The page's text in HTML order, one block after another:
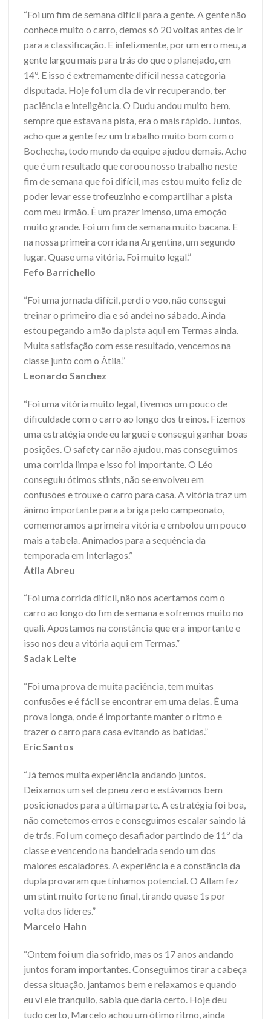
“Foi um fim de semana difícil para a gente. A gente não
conhece muito o carro, demos só 20 voltas antes de ir
para a classificação. E infelizmente, por um erro meu, a
gente largou mais para trás do que o planejado, em
14º. E isso é extremamente difícil nessa categoria
disputada. Hoje foi um dia de vir recuperando, ter
paciência e inteligência. O Dudu andou muito bem,
sempre que estava na pista, era o mais rápido. Juntos,
acho que a gente fez um trabalho muito bom com o
Bochecha, todo mundo da equipe ajudou demais. Acho
que é um resultado que coroou nosso trabalho neste
fim de semana que foi difícil, mas estou muito feliz de
poder levar esse trofeuzinho e compartilhar a pista
com meu irmão. É um prazer imenso, uma emoção
muito grande. Foi um fim de semana muito bacana. E
na nossa primeira corrida na Argentina, um segundo
lugar. Quase uma vitória. Foi muito legal.”
Fefo Barrichello
“Foi uma jornada difícil, perdi o voo, não consegui
treinar o primeiro dia e só andei no sábado. Ainda
estou pegando a mão da pista aqui em Termas ainda.
Muita satisfação com esse resultado, vencemos na
classe junto com o Átila.”
Leonardo Sanchez
“Foi uma vitória muito legal, tivemos um pouco de
dificuldade com o carro ao longo dos treinos. Fizemos
uma estratégia onde eu larguei e consegui ganhar boas
posições. O safety car não ajudou, mas conseguimos
uma corrida limpa e isso foi importante. O Léo
conseguiu ótimos stints, não se envolveu em
confusões e trouxe o carro para casa. A vitória traz um
ânimo importante para a briga pelo campeonato,
comemoramos a primeira vitória e embolou um pouco
mais a tabela. Animados para a sequência da
temporada em Interlagos.”
Átila Abreu
“Foi uma corrida difícil, não nos acertamos com o
carro ao longo do fim de semana e sofremos muito no
quali. Apostamos na constância que era importante e
isso nos deu a vitória aqui em Termas.”
Sadak Leite
“Foi uma prova de muita paciência, tem muitas
confusões e é fácil se encontrar em uma delas. É uma
prova longa, onde é importante manter o ritmo e
trazer o carro para casa evitando as batidas.”
Eric Santos
“Já temos muita experiência andando juntos.
Deixamos um set de pneu zero e estávamos bem
posicionados para a última parte. A estratégia foi boa,
não cometemos erros e conseguimos escalar saindo lá
de trás. Foi um começo desafiador partindo de 11º da
classe e vencendo na bandeirada sendo um dos
maiores escaladores. A experiência e a constância da
dupla provaram que tínhamos potencial. O Allam fez
um stint muito forte no final, tirando quase 1s por
volta dos líderes.”
Marcelo Hahn
“Ontem foi um dia sofrido, mas os 17 anos andando
juntos foram importantes. Conseguimos tirar a cabeça
dessa situação, jantamos bem e relaxamos e quando
eu vi ele tranquilo, sabia que daria certo. Hoje deu
tudo certo, Marcelo achou um ótimo ritmo, ainda